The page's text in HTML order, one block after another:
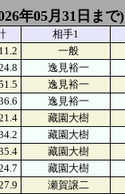
年05月31日まで)
相手1
一般
逸見裕一
逸見裕一
逸見裕一
藏園大樹
藏園大樹
藏園大樹
藏園大樹
瀬賀譲二